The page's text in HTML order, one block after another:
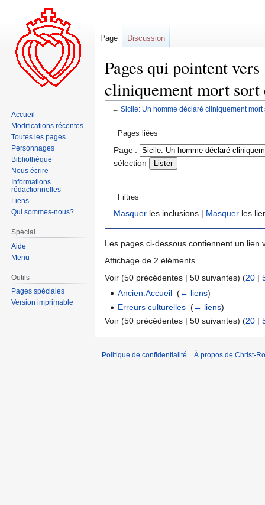
Pages qui pointent
cliniquement mort sort
← Sicile: Un homme déclaré cliniquement
Aller
navigation
Aller
recherche
Pages liées
Page :
sélection
Filtres
Masquer les inclusions | Masquer les
Les pages ci-dessous contiennent un lien
Affichage de 2 éléments.
Voir (50 précédentes | 50 suivantes) (20 |
Ancien:Accueil ‎(← liens)
Erreurs culturelles ‎(← liens)
Voir (50 précédentes | 50 suivantes) (20 |
Page Discussion
Accueil
Modifications récentes
Toutes les pages
Personnages
Bibliothèque
Nous écrire
Informations
rédactionnelles
Liens
Qui sommes-nous?
Spécial
Aide
Menu
Outils
Pages spéciales
Version imprimable
Politique de confidentialité À propos de Christ-